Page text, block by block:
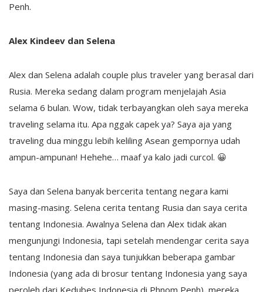
Penh.
Alex Kindeev dan Selena
Alex dan Selena adalah couple plus traveler yang berasal dari
Rusia. Mereka sedang dalam program menjelajah Asia
selama 6 bulan. Wow, tidak terbayangkan oleh saya mereka
traveling selama itu. Apa nggak capek ya? Saya aja yang
traveling dua minggu lebih keliling Asean gempornya udah
ampun-ampunan! Hehehe… maaf ya kalo jadi curcol. 😀
Saya dan Selena banyak bercerita tentang negara kami
masing-masing. Selena cerita tentang Rusia dan saya cerita
tentang Indonesia. Awalnya Selena dan Alex tidak akan
mengunjungi Indonesia, tapi setelah mendengar cerita saya
tentang Indonesia dan saya tunjukkan beberapa gambar
Indonesia (yang ada di brosur tentang Indonesia yang saya
peroleh dari Kedubes Indonesia di Phnom Penh), mereka